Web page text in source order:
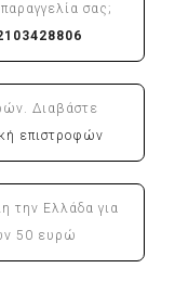
σας;
Διαβάστε
επιστροφών
την Ελλάδα για
50 ευρώ